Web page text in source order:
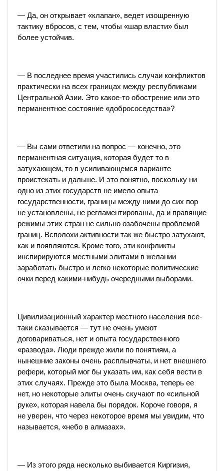
— Да, он открывает «клапан», ведет изощренную
тактику вбросов, с тем, чтобы «шар власти» был
более устойчив.
— В последнее время участились случаи конфликтов
практически на всех границах между республиками
Центральной Азии. Это какое-то обострение или это
перманентное состояние «добрососедства»?
— Вы сами ответили на вопрос — конечно, это
перманентная ситуация, которая будет то в
затухающем, то в усиливающемся варианте
проистекать и дальше. И это понятно, поскольку ни
одно из этих государств не имело опыта
государственности, границы между ними до сих пор
не установлены, не регламентированы, да и правящие
режимы этих стран не сильно озабочены проблемой
границ. Всполохи активности так же быстро затухают,
как и появляются. Кроме того, эти конфликты
инспирируются местными элитами в желании
заработать быстро и легко некоторые политические
очки перед какими-нибудь очередными выборами.
Цивилизационный характер местного населения все-
таки сказывается — тут не очень умеют
договариваться, нет и опыта государственного
«развода». Люди прежде жили по понятиям, а
нынешние законы очень расплывчаты, и нет внешнего
рефери, который мог бы указать им, как себя вести в
этих случаях. Прежде это была Москва, теперь ее
нет, но некоторые элиты очень скучают по «сильной
руке», которая навела бы порядок. Короче говоря, я
не уверен, что через некоторое время мы увидим, что
называется, «небо в алмазах».
— Из этого ряда несколько выбивается Киргизия,